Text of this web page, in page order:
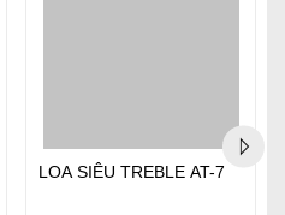
LOA SIÊU TREBLE AT-7